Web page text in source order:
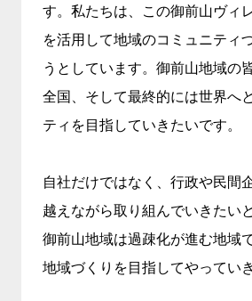
す。私たちは、この御前山ヴィ
を活用して地域のコミュニティ
うとしています。御前山地域の
全国、そして最終的には世界へ
ティを目指していきたいです。
自社だけではなく、行政や民間
越えながら取り組んでいきたい
御前山地域は過疎化が進む地域
地域づくりを目指してやってい